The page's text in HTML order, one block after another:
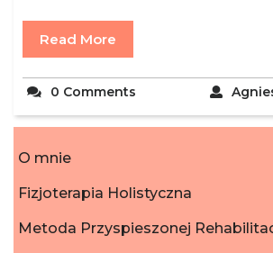
Read More
0 Comments
O mnie
Fizjoterapia Holistyczna
Metoda Przyspieszonej